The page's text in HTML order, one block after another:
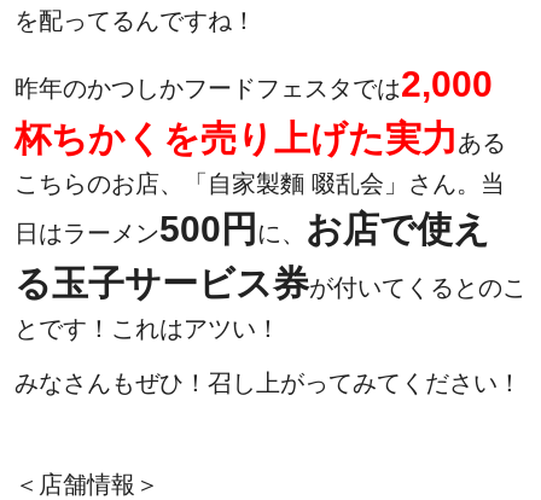
を配ってるんですね！
昨年のかつしかフードフェスタでは2,000
杯ちかくを売り上げた実力ある
こちらのお店、「自家製麵 啜乱会」さん。当
日はラーメン500円 に、 お店で使え
る玉子サービス券が付いてくるとのこ
とです！これはアツい！
みなさんもぜひ！召し上がってみてください！
＜店舗情報＞